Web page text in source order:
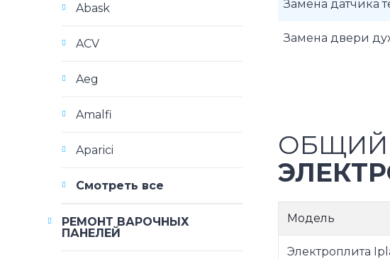
Замена датчика
Замена двери
ОБЩИЙ
Модель
Электроплита
Abask
ACV
Aeg
Amalfi
Aparici
Смотреть все
РЕМОНТ ВАРОЧНЫХ
ПАНЕЛЕЙ